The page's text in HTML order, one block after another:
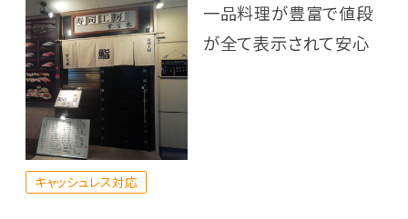
一品料理が豊富で値段
が全て表示されて安心
キャッシュレス対応